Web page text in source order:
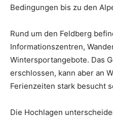
Bedingungen bis zu den
Rund um den Feldberg
Informationszentren,
Wintersportangebote. Das
erschlossen, kann aber an
Ferienzeiten stark besucht
Die Hochlagen